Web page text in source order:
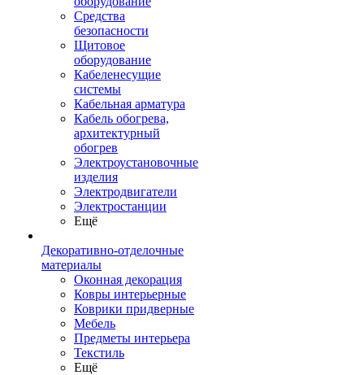
Средства
безопасности
Щитовое
оборудование
Кабеленесущие
системы
Кабельная арматура
Кабель обогрева,
архитектурный
обогрев
Электроустановочные
изделия
Электродвигатели
Электростанции
Ещё
Декоративно-отделочные
материалы
Оконная декорация
Ковры интерьерные
Коврики придверные
Мебель
Предметы интерьера
Текстиль
Ещё